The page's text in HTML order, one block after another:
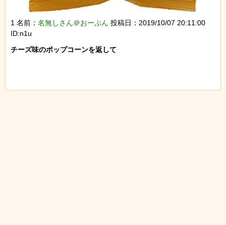
1 名前： 名無しさん＠おーぷん 投稿日：2019/10/07 20:11:00
ID:n1u
チーズ味のポップコーンを返して